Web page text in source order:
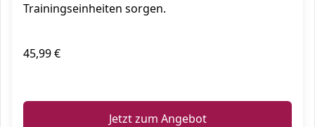
Trainingseinheiten sorgen.
45,99 €
Jetzt zum Angebot